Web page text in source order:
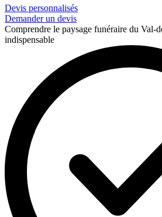
Devis personnalisés
Demander un devis
Comprendre le paysage funéraire du Val-
indispensable